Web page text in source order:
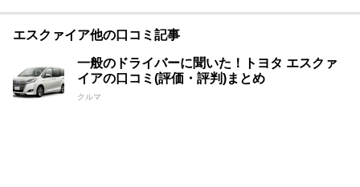
エスクァイア他の口コミ記事
一般のドライバーに聞いた！トヨタ エスクァ
イアの口コミ(評価・評判)まとめ
クルマ